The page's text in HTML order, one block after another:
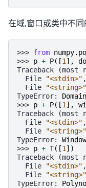
在域,窗口或类中不
>>> from
>>> p + P([1 ],
Traceback
  File
"<stdin>"
  File
"<string>"
TypeError:
>>> p + P([1 ],
Traceback
  File
"<stdin>"
  File
"<string>"
TypeError:
>>> p + T([1 ])
Traceback
  File
"<stdin>"
  File
"<string>"
TypeError: